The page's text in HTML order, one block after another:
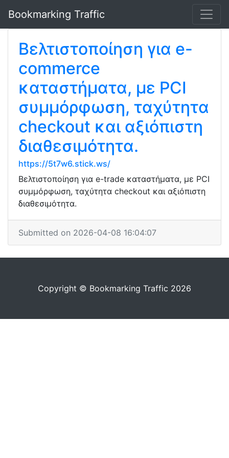
Bookmarking Traffic
Βελτιστοποίηση για e-
commerce
καταστήματα, με PCI
συμμόρφωση, ταχύτητα
checkout και αξιόπιστη
διαθεσιμότητα.
https://5t7w6.stick.ws/
Βελτιστοποίηση για e-trade καταστήματα, με PCI
συμμόρφωση, ταχύτητα checkout και αξιόπιστη
διαθεσιμότητα.
Submitted on 2026-04-08 16:04:07
Copyright © Bookmarking Traffic 2026